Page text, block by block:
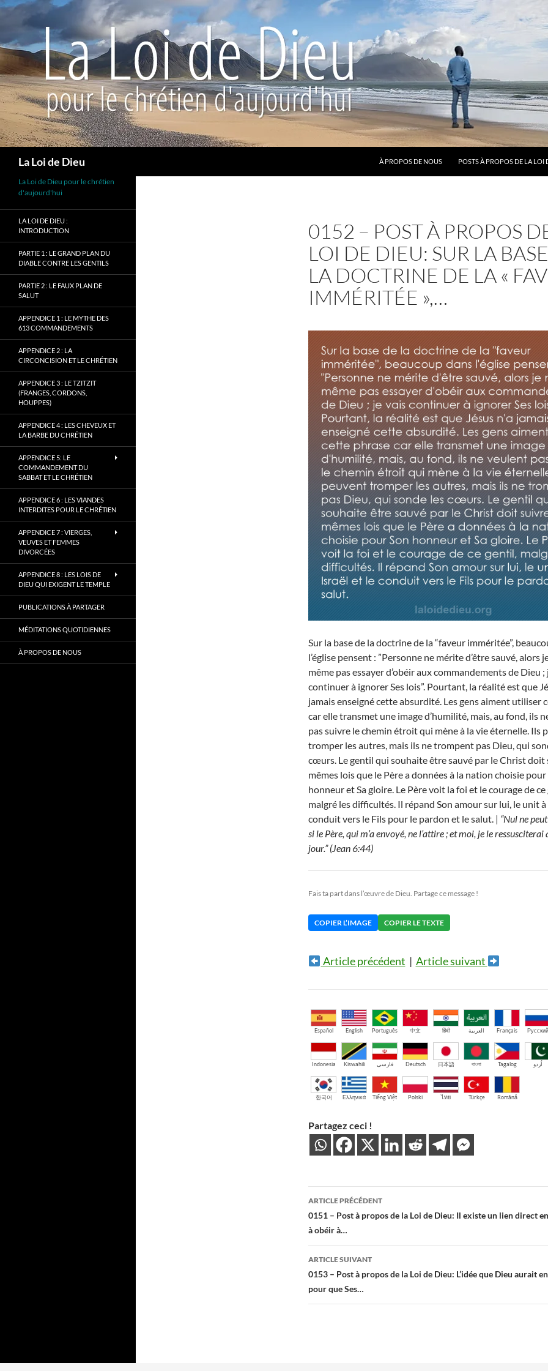
La Loi de Dieu
À PROPOS DE NOUS
POSTS À PROPOS DE LA LOI
0152 – POST À PROPOS
LOI DE DIEU: SUR LA
LA DOCTRINE DE LA «
IMMÉRITÉE »,…
Sur la base de la doctrine de la “faveur imméritée”,
l’église pensent : ”Personne ne mérite d’être sauvé, alors
même pas essayer d’obéir aux commandements de Dieu ;
continuer à ignorer Ses lois”. Pourtant, la réalité est que
jamais enseigné cette absurdité. Les gens aiment utiliser
car elle transmet une image d’humilité, mais, au fond, ils
pas suivre le chemin étroit qui mène à la vie éternelle. Ils
tromper les autres, mais ils ne trompent pas Dieu, qui
cœurs. Le gentil qui souhaite être sauvé par le Christ doit
mêmes lois que le Père a données à la nation choisie pour
honneur et Sa gloire. Le Père voit la foi et le courage de
malgré les difficultés. Il répand Son amour sur lui, le unit
conduit vers le Fils pour le pardon et le salut. | “Nul ne
si le Père, qui m’a envoyé, ne l’attire ; et moi, je le
jour.” (Jean 6:44)
Fais ta part dans l’œuvre de Dieu. Partage ce message !
COPIER L’IMAGE COPIER LE TEXTE
Article précédent | Article suivant
Español English Português 中文 हिंदी العربية Français Русский
Indonesia Kiswahili فارسی Deutsch 日本語 বাংলা Tagalog اُردو
한국어 Ελληνικά Tiếng Việt Polski ไทย Türkçe Română
Partagez ceci !
Navigation
des
articles
ARTICLE PRÉCÉDENT
0151 – Post à propos de la Loi de Dieu: Il existe un lien direct
à obéir à…
ARTICLE SUIVANT
0153 – Post à propos de la Loi de Dieu: L’idée que Dieu aurait
pour que Ses…
La Loi de Dieu pour le chrétien
d'aujourd'hui
LA LOI DE DIEU :
INTRODUCTION
PARTIE 1 : LE GRAND PLAN DU
DIABLE CONTRE LES GENTILS
PARTIE 2 : LE FAUX PLAN DE
SALUT
APPENDICE 1 : LE MYTHE DES
613 COMMANDEMENTS
APPENDICE 2 : LA
CIRCONCISION ET LE CHRÉTIEN
APPENDICE 3 : LE TZITZIT
(FRANGES, CORDONS,
HOUPPES)
APPENDICE 4 : LES CHEVEUX ET
LA BARBE DU CHRÉTIEN
APPENDICE 5: LE
COMMANDEMENT DU
SABBAT ET LE CHRÉTIEN
APPENDICE 6 : LES VIANDES
INTERDITES POUR LE CHRÉTIEN
APPENDICE 7 : VIERGES,
VEUVES ET FEMMES
DIVORCÉES
APPENDICE 8 : LES LOIS DE
DIEU QUI EXIGENT LE TEMPLE
PUBLICATIONS À PARTAGER
MÉDITATIONS QUOTIDIENNES
À PROPOS DE NOUS